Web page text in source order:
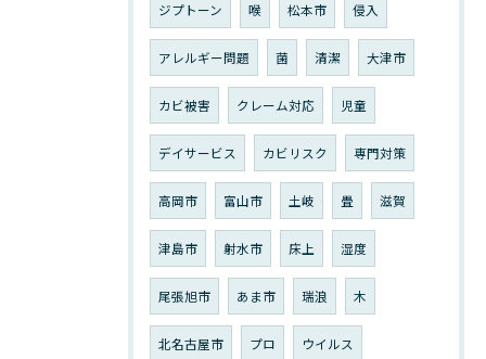
ジプトーン 喉 松本市 侵入
アレルギー問題 菌 清潔 大津市
カビ被害 クレーム対応 児童
デイサービス カビリスク 専門対策
高岡市 富山市 土岐 畳 滋賀
津島市 射水市 床上 湿度
尾張旭市 あま市 瑞浪 木
北名古屋市 プロ ウイルス